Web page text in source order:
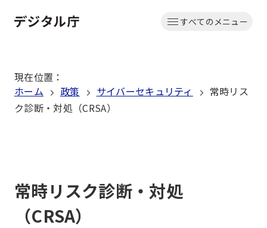
文
動
すべてのメニュー
現在位置 ：
ホーム
政策 サイバーセキュリティ
常時リス
ク診断・対処（CRSA）
常時リスク診断・対処
（CRSA）